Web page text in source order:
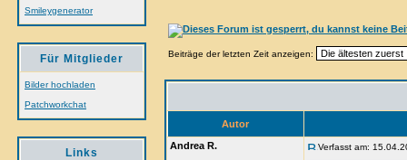
Smileygenerator
Für Mitglieder
Bilder hochladen
Patchworkchat
Links
Beiträge der letzten Zeit anzeigen:
Autor
Andrea R.
Verfasst am: